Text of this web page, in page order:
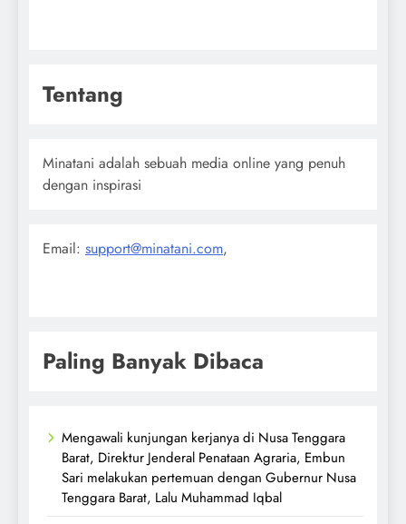
Tentang
Minatani adalah sebuah media online yang penuh
dengan inspirasi
Email: support@minatani.com,
Paling Banyak Dibaca
Mengawali kunjungan kerjanya di Nusa Tenggara
Barat, Direktur Jenderal Penataan Agraria, Embun
Sari melakukan pertemuan dengan Gubernur Nusa
Tenggara Barat, Lalu Muhammad Iqbal